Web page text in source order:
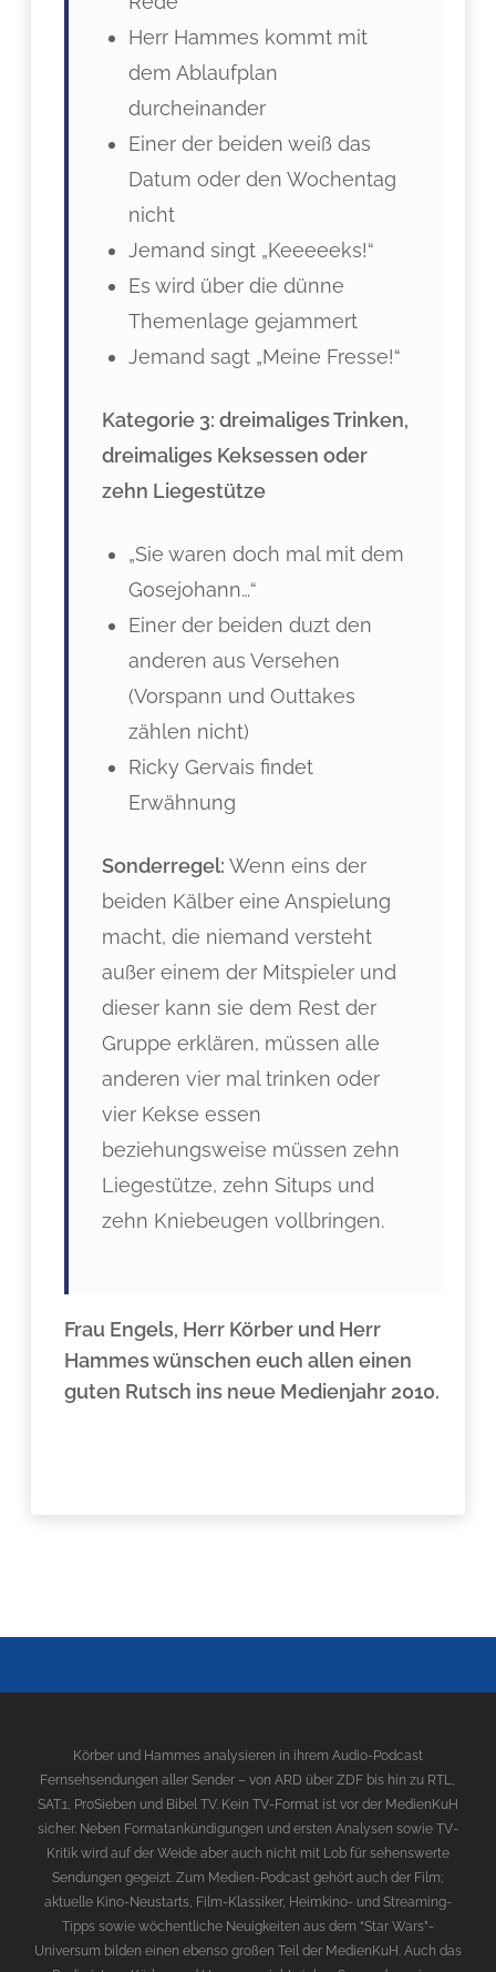
Herr Hammes kommt mit
dem Ablaufplan
durcheinander
Einer der beiden weiß das
Datum oder den Wochentag
nicht
Jemand singt „Keeeeeks!“
Es wird über die dünne
Themenlage gejammert
Jemand sagt „Meine Fresse!“
Kategorie 3: dreimaliges Trinken,
dreimaliges Keksessen oder
zehn Liegestütze
„Sie waren doch mal mit dem
Gosejohann…“
Einer der beiden duzt den
anderen aus Versehen
(Vorspann und Outtakes
zählen nicht)
Ricky Gervais findet
Erwähnung
Sonderregel: Wenn eins der
beiden Kälber eine Anspielung
macht, die niemand versteht
außer einem der Mitspieler und
dieser kann sie dem Rest der
Gruppe erklären, müssen alle
anderen vier mal trinken oder
vier Kekse essen
beziehungsweise müssen zehn
Liegestütze, zehn Situps und
zehn Kniebeugen vollbringen.
Frau Engels, Herr Körber und Herr
Hammes wünschen euch allen einen
guten Rutsch ins neue Medienjahr 2010.
Körber und Hammes analysieren in ihrem Audio-Podcast
Fernsehsendungen aller Sender – von ARD über ZDF bis hin zu RTL,
SAT.1, ProSieben und Bibel TV. Kein TV-Format ist vor der MedienKuH
sicher. Neben Formatankündigungen und ersten Analysen sowie TV-
Kritik wird auf der Weide aber auch nicht mit Lob für sehenswerte
Sendungen gegeizt. Zum Medien-Podcast gehört auch der Film;
aktuelle Kino-Neustarts, Film-Klassiker, Heimkino- und Streaming-
Tipps sowie wöchentliche Neuigkeiten aus dem “Star Wars”-
Universum bilden einen ebenso großen Teil der MedienKuH. Auch das